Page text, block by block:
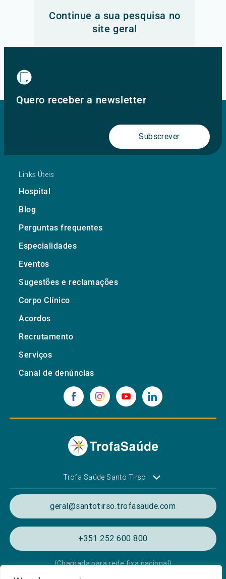
Continue a sua pesquisa no
site geral
Quero receber a newsletter
Subscrever
Links Úteis
Hospital
Blog
Perguntas frequentes
Especialidades
Eventos
Sugestões e reclamações
Corpo Clínico
Acordos
Recrutamento
Serviços
Canal de denúncias
Trofa Saúde Santo Tirso
geral@santotirso.trofasaude.com
+351 252 600 800
(Chamada para rede fixa nacional)